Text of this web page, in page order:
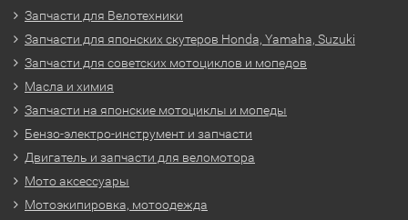
Запчасти для Велотехники
Запчасти для японских скутеров Honda, Yamaha, Suzuki
Запчасти для советских мотоциклов и мопедов
Масла и химия
Запчасти на японские мотоциклы и мопеды
Бензо-электро-инструмент и запчасти
Двигатель и запчасти для веломотора
Мото аксессуары
Мотоэкипировка, мотоодежда